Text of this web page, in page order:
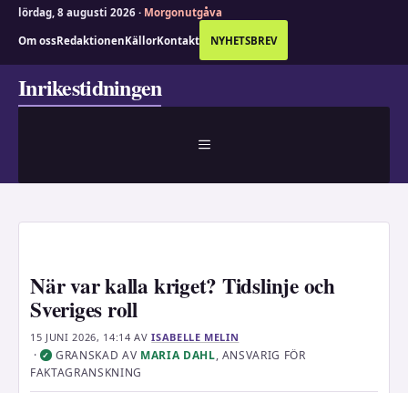
lördag, 8 augusti 2026 · Morgonutgåva
Om ossRedaktionenKällorKontakt NYHETSBREV
Inrikestidningen
MENY
När var kalla kriget? Tidslinje och
Sveriges roll
15 JUNI 2026, 14:14 AVISABELLE MELIN
· ✓ GRANSKAD AV MARIA DAHL, ANSVARIG FÖR
FAKTAGRANSKNING